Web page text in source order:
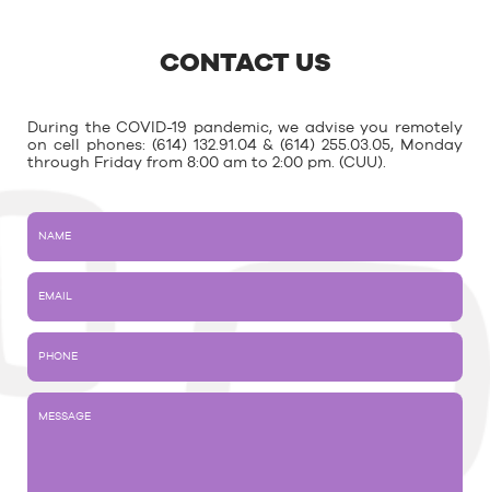
CONTACT US
During the COVID-19 pandemic, we advise you remotely
on cell phones: (614) 132.91.04 & (614) 255.03.05, Monday
through Friday from 8:00 am to 2:00 pm. (CUU).